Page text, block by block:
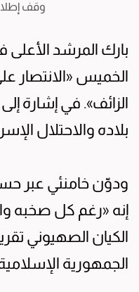
وقف
بارك المرشد الأعلى
الخميس «الانتصار
الزائف». في إشارة
بلاده والاحتلال
ودوّن خامنئي عبر
إنه «رغم كل صخبه
الكيان الصهيوني
الجمهورية